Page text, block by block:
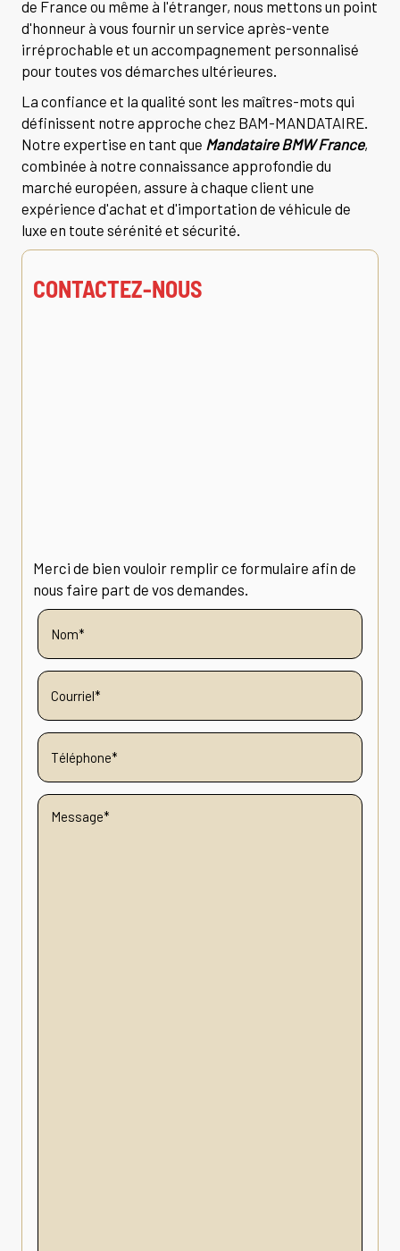
de France ou même à l'étranger, nous mettons un point
d'honneur à vous fournir un service après-vente
irréprochable et un accompagnement personnalisé
pour toutes vos démarches ultérieures.
La confiance et la qualité sont les maîtres-mots qui
définissent notre approche chez BAM-MANDATAIRE.
Notre expertise en tant que Mandataire BMW France,
combinée à notre connaissance approfondie du
marché européen, assure à chaque client une
expérience d'achat et d'importation de véhicule de
luxe en toute sérénité et sécurité.
CONTACTEZ-NOUS
Merci de bien vouloir remplir ce formulaire afin de
nous faire part de vos demandes.